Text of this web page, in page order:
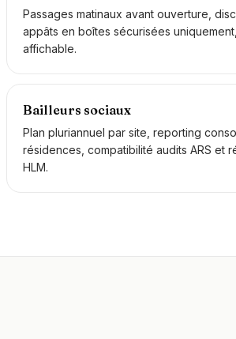
Passages matinaux avant ouverture,
appâts en boîtes sécurisées
affichable.
Bailleurs sociaux
Plan pluriannuel par site, reporting
résidences, compatibilité audits ARS et
HLM.